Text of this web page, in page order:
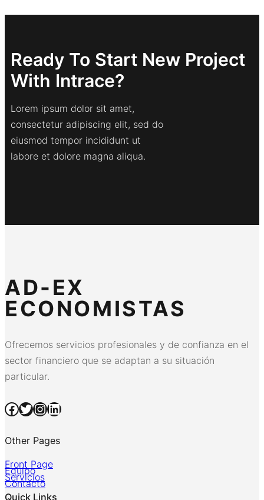
Ready To Start New Project
With Intrace?
Lorem ipsum dolor sit amet,
consectetur adipiscing elit, sed do
eiusmod tempor incididunt ut
labore et dolore magna aliqua.
AD-EX
ECONOMISTAS
Ofrecemos servicios profesionales y de confianza en el
sector financiero que se adaptan a su situación
particular.
Facebook Twitter InstagramLinkedIn
Other Pages
Front Page
Equipo
Servicios
Contacto
Quick Links